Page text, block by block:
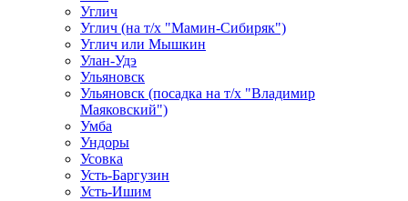
Углич
Углич (на т/х "Мамин-Сибиряк")
Углич или Мышкин
Улан-Удэ
Ульяновск
Ульяновск (посадка на т/х "Владимир
Маяковский")
Умба
Ундоры
Усовка
Усть-Баргузин
Усть-Ишим